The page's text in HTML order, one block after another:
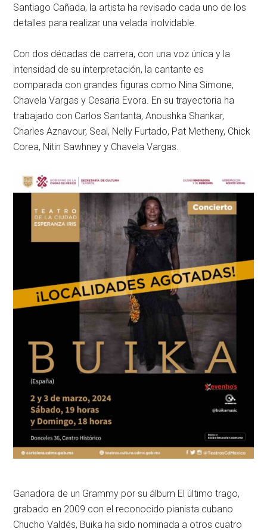
Santiago Cañada, la artista ha revisado cada uno de los
detalles para realizar una velada inolvidable.
Con dos décadas de carrera, con una voz única y la
intensidad de su interpretación, la cantante es
comparada con grandes figuras como Nina Simone,
Chavela Vargas y Cesaria Evora. En su trayectoria ha
trabajado con Carlos Santanta, Anoushka Shankar,
Charles Aznavour, Seal, Nelly Furtado, Pat Metheny, Chick
Corea, Nitin Sawhney y Chavela Vargas.
Ganadora de un Grammy por su álbum El último trago,
grabado en 2009 con el reconocido pianista cubano
Chucho Valdés, Buika ha sido nominada a otros cuatro